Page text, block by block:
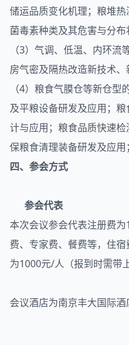
储运品质变化机理；粮堆
菌毒素种类及其危害与分布
（3）气调、低温、内环
房气密及隔热改造新技术、
（4）粮食气膜仓等新仓
及平粮设备研发及应用；
计与应用；粮食品质快速
保粮食清理装备研发及应用
四、参会方式
参会代表
本次会议参会代表注册费
费、专家费、餐费等，住
为1000元/人（报到时需带
会议酒店为南京丰大国际